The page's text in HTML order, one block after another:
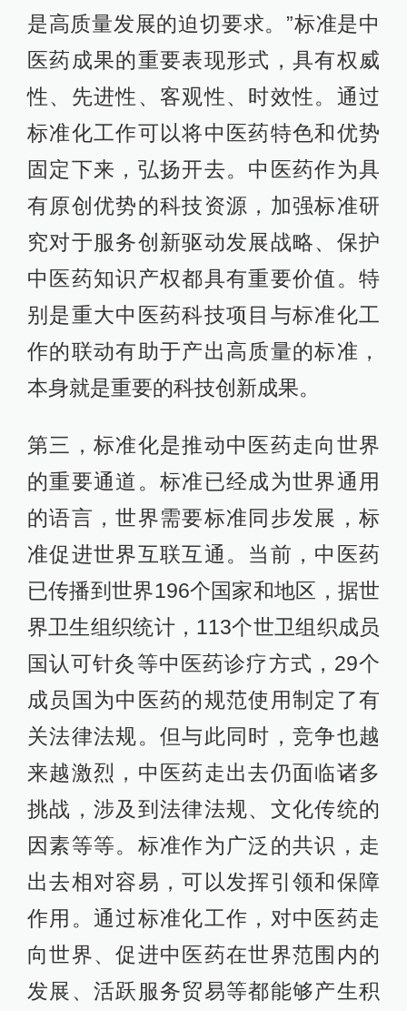
是高质量发展的迫切要求。”标准是中
医药成果的重要表现形式，具有权威
性、先进性、客观性、时效性。通过
标准化工作可以将中医药特色和优势
固定下来，弘扬开去。中医药作为具
有原创优势的科技资源，加强标准研
究对于服务创新驱动发展战略、保护
中医药知识产权都具有重要价值。特
别是重大中医药科技项目与标准化工
作的联动有助于产出高质量的标准，
本身就是重要的科技创新成果。
第三，标准化是推动中医药走向世界
的重要通道。标准已经成为世界通用
的语言，世界需要标准同步发展，标
准促进世界互联互通。当前，中医药
已传播到世界196个国家和地区，据世
界卫生组织统计，113个世卫组织成员
国认可针灸等中医药诊疗方式，29个
成员国为中医药的规范使用制定了有
关法律法规。但与此同时，竞争也越
来越激烈，中医药走出去仍面临诸多
挑战，涉及到法律法规、文化传统的
因素等等。标准作为广泛的共识，走
出去相对容易，可以发挥引领和保障
作用。通过标准化工作，对中医药走
向世界、促进中医药在世界范围内的
发展、活跃服务贸易等都能够产生积